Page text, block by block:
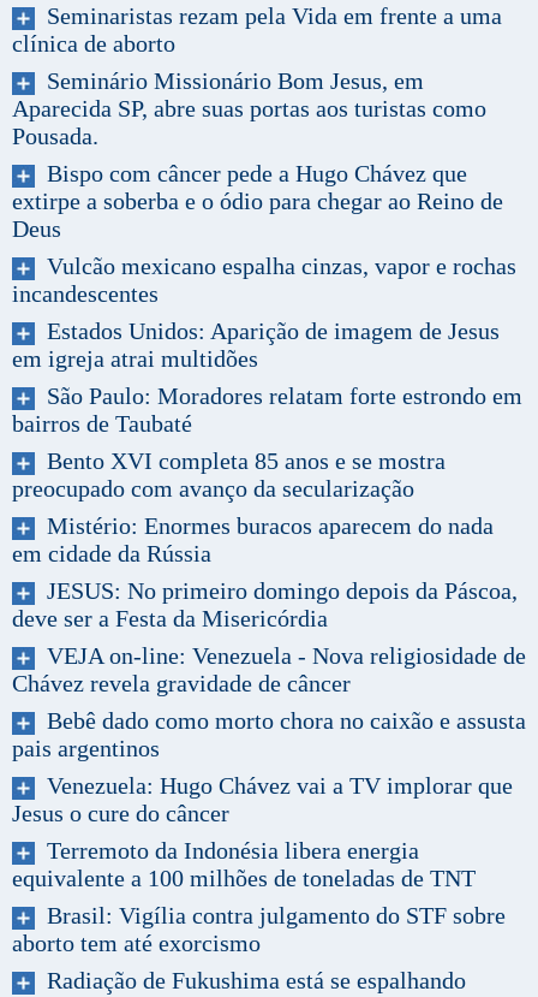
Seminaristas rezam pela Vida em frente a uma
clínica de aborto
Seminário Missionário Bom Jesus, em
Aparecida SP, abre suas portas aos turistas como
Pousada.
Bispo com câncer pede a Hugo Chávez que
extirpe a soberba e o ódio para chegar ao Reino de
Deus
Vulcão mexicano espalha cinzas, vapor e rochas
incandescentes
Estados Unidos: Aparição de imagem de Jesus
em igreja atrai multidões
São Paulo: Moradores relatam forte estrondo em
bairros de Taubaté
Bento XVI completa 85 anos e se mostra
preocupado com avanço da secularização
Mistério: Enormes buracos aparecem do nada
em cidade da Rússia
JESUS: No primeiro domingo depois da Páscoa,
deve ser a Festa da Misericórdia
VEJA on-line: Venezuela - Nova religiosidade de
Chávez revela gravidade de câncer
Bebê dado como morto chora no caixão e assusta
pais argentinos
Venezuela: Hugo Chávez vai a TV implorar que
Jesus o cure do câncer
Terremoto da Indonésia libera energia
equivalente a 100 milhões de toneladas de TNT
Brasil: Vigília contra julgamento do STF sobre
aborto tem até exorcismo
Radiação de Fukushima está se espalhando